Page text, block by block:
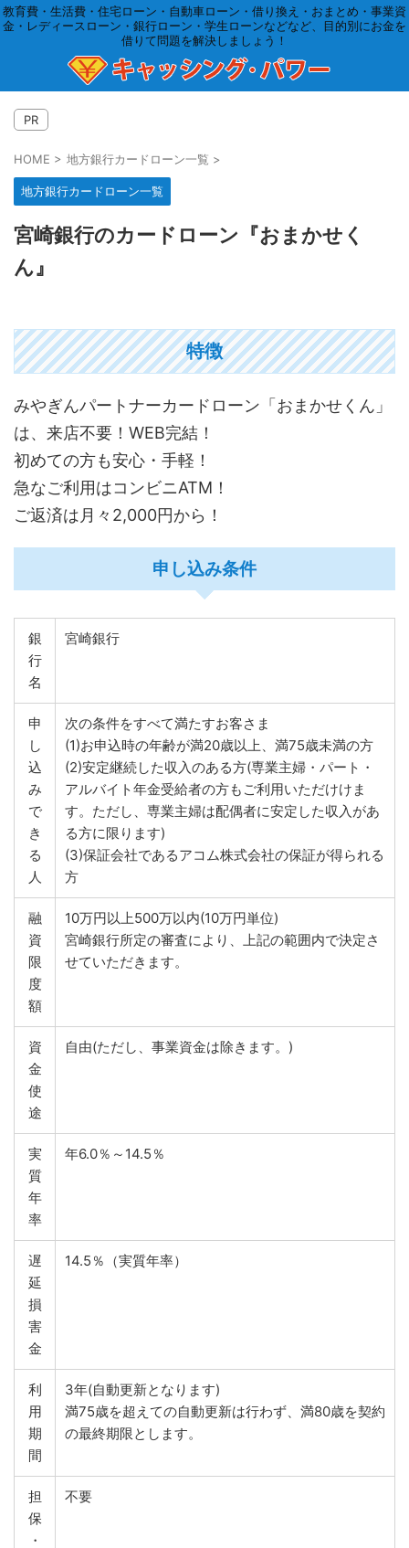
教育費・生活費・住宅ローン・自動車ローン・借り換え・おまとめ・事業資
金・レディースローン・銀行ローン・学生ローンなどなど、目的別にお金を
借りて問題を解決しましょう！
PR
HOME > 地方銀行カードローン一覧 >
地方銀行カードローン一覧
宮崎銀行のカードローン『おまかせく
ん』
特徴
みやぎんパートナーカードローン「おまかせくん」
は、来店不要！WEB完結！
初めての方も安心・手軽！
急なご利用はコンビニATM！
ご返済は月々2,000円から！
申し込み条件
銀
行
名
宮崎銀行
申
し
込
み
で
き
る
人
次の条件をすべて満たすお客さま
(1)お申込時の年齢が満20歳以上、満75歳未満の方
(2)安定継続した収入のある方(専業主婦・パート・
アルバイト年金受給者の方もご利用いただけけま
す。ただし、専業主婦は配偶者に安定した収入があ
る方に限ります)
(3)保証会社であるアコム株式会社の保証が得られる
方
融
資
限
度
額
10万円以上500万以内(10万円単位)
宮崎銀行所定の審査により、上記の範囲内で決定さ
せていただきます。
資
金
使
途
自由(ただし、事業資金は除きます。)
実
質
年
率
年6.0％～14.5％
遅
延
損
害
金
14.5％（実質年率）
利
用
期
間
3年(自動更新となります)
満75歳を超えての自動更新は行わず、満80歳を契約
の最終期限とします。
担
保
・
不要